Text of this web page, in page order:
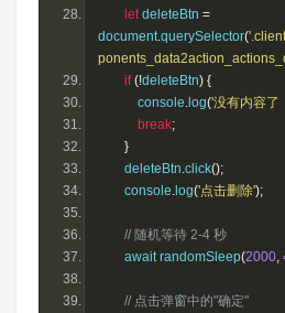
let deleteBtn =
document querySelector(
if (!deleteBtn) {
            console
log('没有内容了
break;
}
        deleteBtn
click();
        console
log('点击删除');
// 随机等待 2-4 秒
        await randomSleep
(2000
// 点击弹窗中的"确定"